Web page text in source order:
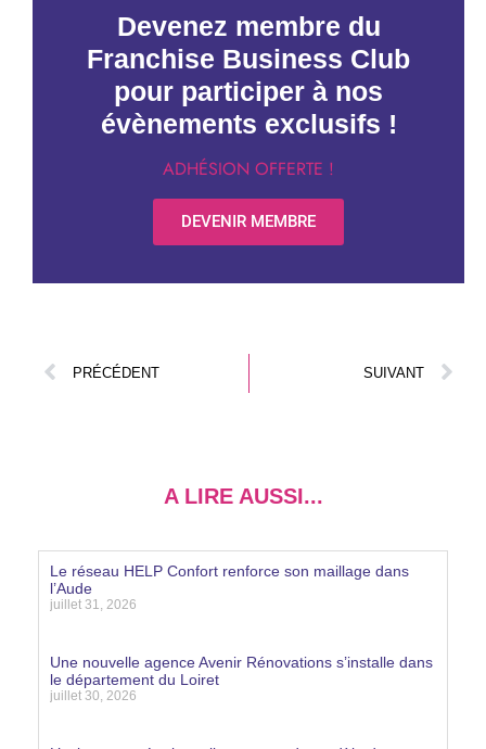
Devenez membre du
Franchise Business Club
pour participer à nos
évènements exclusifs !
ADHÉSION OFFERTE !
DEVENIR MEMBRE
PRÉCÉDENT SUIVANT
A LIRE AUSSI...
Le réseau HELP Confort renforce son maillage dans
l’Aude
juillet 31, 2026
Une nouvelle agence Avenir Rénovations s’installe dans
le département du Loiret
juillet 30, 2026